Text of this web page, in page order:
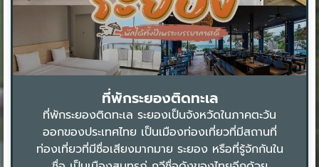
ที่พักระยองติดทะเล
ที่พักระยองติดทะเล ระยองเป็นจังหวัดในภาคตะวัน
ออกของประเทศไทย เป็นเมืองท่องเที่ยวที่มีสถานที่
ท่องเที่ยวที่มีชื่อเสียงมากมาย ระยอง หรือที่รู้จักกันใน